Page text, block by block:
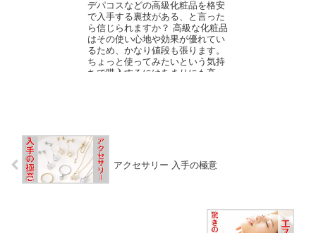
デパコスなどの高級化粧品を格安
で入手する裏技がある、と言った
ら信じられますか？ 高級な化粧品
はその使い心地や効果が優れてい
るため、かなり値段も張ります。
ちょっと使ってみたいという気持
ちで購入するにはあまりにも高
アクセサリー 入手の極意